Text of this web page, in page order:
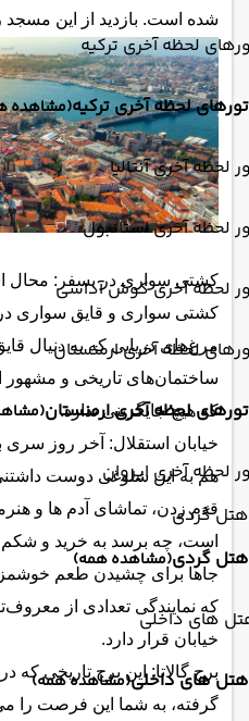
لحظه آخری ترکیه
تورهای لحظه آخری ترکیه(مشاهده
لحظه آخری آنتالیا
لحظه آخری استانبول
لحظه آخری کوش آداسی
لحظه آخری ارمنستان
تورهای لحظه آخری ارمنستان
لحظه آخری ایروان
هتل گردی
هتل گردی(مشاهده همه)
های داخلی
هتل های داخلی(مشاهده همه)
شده است. بازدید از این مسجد
کشتی سواری در بسفر: محال
کشتی سواری و قایق سواری
مرغ‌های دریایی که به دنیال
ساختمان‌های تاریخی و مشهور
که هیچ جایگزینی ندارد.
خیابان استقلال: آخر روز سری
هم به این شلوغی دوست داشتنی
قدم زدن، تماشای آدم ها و
است، چه برسد به خرید و شکم
جاها برای چشیدن طعم
که نمایندگی تعدادی از
خیابان قرار دارد.
برج گالاتا: این برج تاریخی که